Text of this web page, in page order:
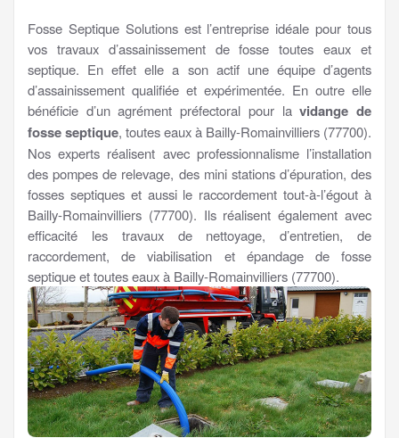
Fosse Septique Solutions est l’entreprise idéale pour tous
vos travaux d’assainissement de fosse toutes eaux et
septique. En effet elle a son actif une équipe d’agents
d’assainissement qualifiée et expérimentée. En outre elle
bénéficie d’un agrément préfectoral pour lavidange de
fosse septique, toutes eaux à Bailly-Romainvilliers (77700).
Nos experts réalisent avec professionnalisme l’installation
des pompes de relevage, des mini stations d’épuration, des
fosses septiques et aussi le raccordement tout-à-l’égout à
Bailly-Romainvilliers (77700). Ils réalisent également avec
efficacité les travaux de nettoyage, d’entretien, de
raccordement, de viabilisation et épandage de fosse
septique et toutes eaux à Bailly-Romainvilliers (77700).